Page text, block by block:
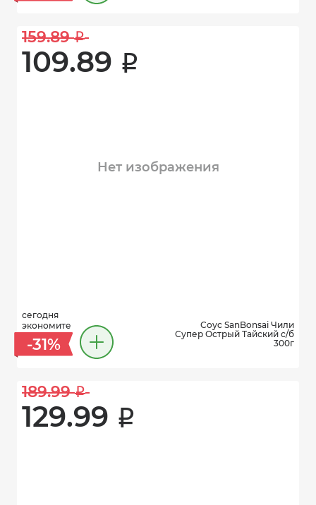
159.89 i
109.89 i
Нет изображения
сегодня
экономите
-31%
Соус SanBonsai Чили
Супер Острый Тайский с/б
300г
189.99 i
129.99 i